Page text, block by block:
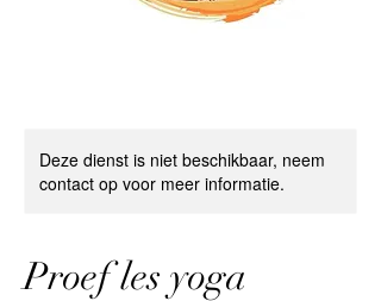
Deze dienst is niet beschikbaar, neem
contact op voor meer informatie.
Proef les yoga